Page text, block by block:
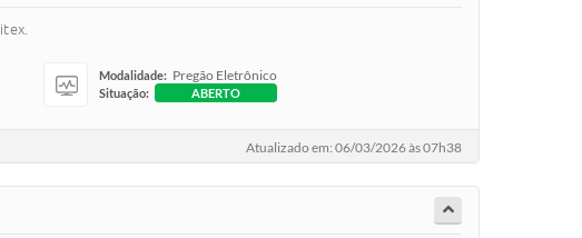
Modalidade: Pregão Eletrônico
Situação: ABERTO
Atualizado em: 06/03/2026 às 07h38